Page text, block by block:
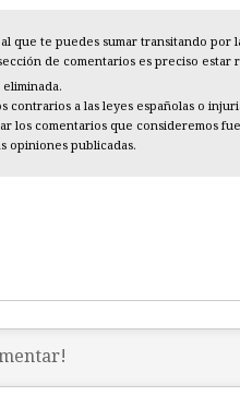
que te puedes sumar transitando por
de comentarios es preciso estar
contrarios a las leyes españolas o
los comentarios que consideremos
opiniones publicadas.